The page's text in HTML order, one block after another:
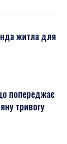
житла для
попереджає
тривогу